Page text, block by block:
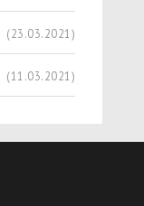
(23.03.2021)
(11.03.2021)